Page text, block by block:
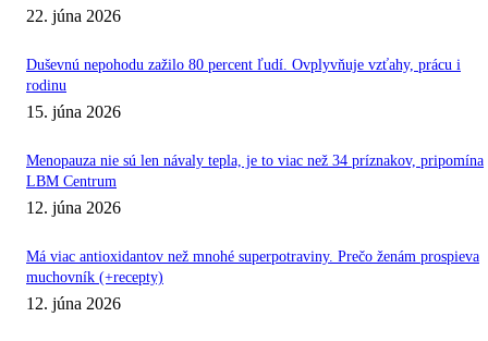
22. júna 2026
Duševnú nepohodu zažilo 80 percent ľudí. Ovplyvňuje vzťahy, prácu i
rodinu
15. júna 2026
Menopauza nie sú len návaly tepla, je to viac než 34 príznakov, pripomína
LBM Centrum
12. júna 2026
Má viac antioxidantov než mnohé superpotraviny. Prečo ženám prospieva
muchovník (+recepty)
12. júna 2026